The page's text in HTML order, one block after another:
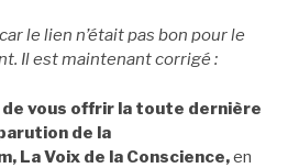
le lien n’était pas bon pour le
Il est maintenant corrigé :
de vous offrir la toute dernière
de la
La Voix de la Conscience,en